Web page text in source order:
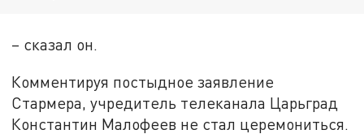
– сказал он.
Комментируя постыдное заявление
Стармера, учредитель телеканала Царьград
Константин Малофеев не стал церемониться.